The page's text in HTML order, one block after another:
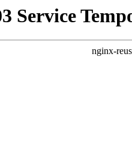
Service
nginx-